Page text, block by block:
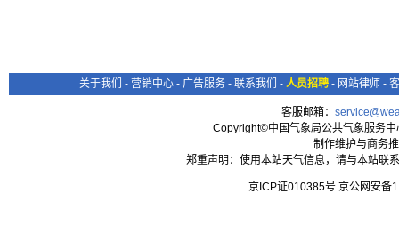
关于我们 - 营销中心 - 广告服务 - 联系我们 - 人员招聘 - 网站律师 -
客服邮箱：
Copyright©中国气象局公共气象服务
制作维护与商务
郑重声明：使用本站天气信息，请与本站联
京ICP证010385号 京公网安备